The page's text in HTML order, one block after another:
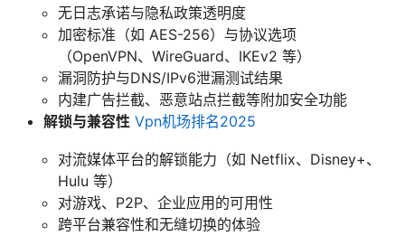
无日志承诺与隐私政策透明度
加密标准（如 AES-256）与协议选项
（OpenVPN、WireGuard、IKEv2 等）
漏洞防护与DNS/IPv6泄漏测试结果
内建广告拦截、恶意站点拦截等附加安全功能
解锁与兼容性 Vpn机场排名2025
对流媒体平台的解锁能力（如 Netflix、Disney+、
Hulu 等）
对游戏、P2P、企业应用的可用性
跨平台兼容性和无缝切换的体验